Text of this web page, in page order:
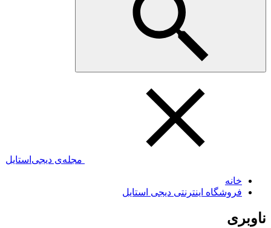
مجله‌ی دیجی‌استایل
خانه
فروشگاه اینترنتی دیجی استایل
ناوبری